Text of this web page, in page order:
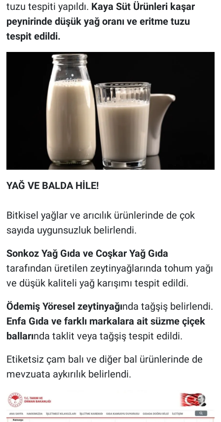
tuzu tespiti yapıldı. Kaya Süt Ürünleri kaşar
peynirinde düşük yağ oranı ve eritme tuzu
tespit edildi.
YAĞ VE BALDA HİLE!
Bitkisel yağlar ve arıcılık ürünlerinde de çok
sayıda uygunsuzluk belirlendi.
Sonkoz Yağ Gıda ve Coşkar Yağ Gıda
tarafından üretilen zeytinyağlarında tohum yağı
ve düşük kaliteli yağ karışımı tespit edildi.
Ödemiş Yöresel zeytinyağında tağşiş belirlendi.
Enfa Gıda ve farklı markalara ait süzme çiçek
ballarında taklit veya tağşiş tespit edildi.
Etiketsiz çam balı ve diğer bal ürünlerinde de
mevzuata aykırılık belirlendi.